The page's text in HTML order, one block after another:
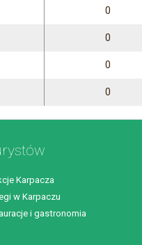
0
0
0
0
Karpacza
w Karpaczu
i gastronomia